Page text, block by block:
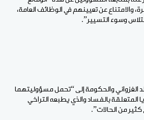
والامتناع عن تعيينهم في الوظائف العامة،
وسوء التسيير”.
الغزواني والحكومة إلى “تحمل مسؤوليتهما
المتعلقة بالفساد والذي يطبعه التراخي
كثير من الحالات”.